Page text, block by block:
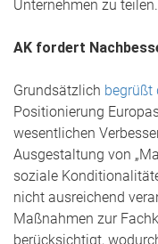
Unternehmen zu teilen.
AK fordert
Grundsätzlich begrüßt
Positionierung
wesentlichen
Ausgestaltung von
soziale
nicht ausreichend
Maßnahmen zur
berücksichtigt,